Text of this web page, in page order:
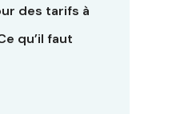
des tarifs à
qu’il faut